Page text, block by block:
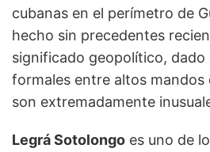
cubanas en el perímetro de
hecho sin precedentes
significado geopolítico, dado
formales entre altos mandos
son extremadamente
Legrá Sotolongo es uno de